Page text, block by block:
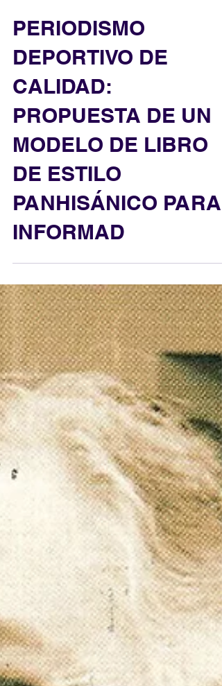
Centro de Información y Documentación
PERIODISMO
DEPORTIVO DE
CALIDAD:
PROPUESTA DE UN
MODELO DE LIBRO
DE ESTILO
PANHISÁNICO PARA
INFORMAD